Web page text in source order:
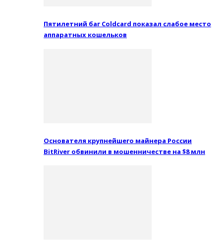
Пятилетний баг Coldcard показал слабое место
аппаратных кошельков
Основателя крупнейшего майнера России
BitRiver обвинили в мошенничестве на $8 млн